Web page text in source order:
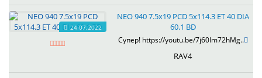
24.07.2022
NEO 940 7.5x19 PCD 5x114.3 ET 40 DIA
60.1 BD
Супер! https://youtu.be/7j60Im72hMg..
RAV4